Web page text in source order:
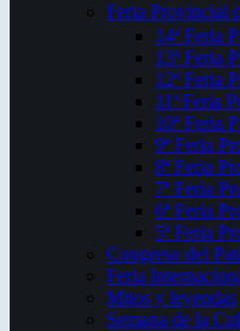
Feria Provincial
14ª Feria
13ª Feria
12ª Feria
11ª Feria
10ª Feria
9ª Feria
8ª Feria
7ª Feria
6ª Feria
5ª Feria
Congreso del
Feria
Mitos y leyendas
Semana de la